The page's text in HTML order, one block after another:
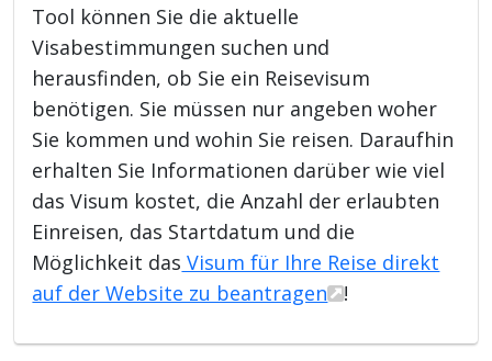
Tool können Sie die aktuelle
Visabestimmungen suchen und
herausfinden, ob Sie ein Reisevisum
benötigen. Sie müssen nur angeben woher
Sie kommen und wohin Sie reisen. Daraufhin
erhalten Sie Informationen darüber wie viel
das Visum kostet, die Anzahl der erlaubten
Einreisen, das Startdatum und die
Möglichkeit das Visum für Ihre Reise direkt
auf der Website zu beantragen
!